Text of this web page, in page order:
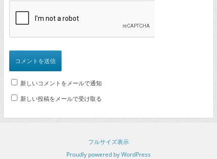
新しいコメントをメールで通知
新しい投稿をメールで受け取る
フルサイズ表示
Proudly powered by WordPress